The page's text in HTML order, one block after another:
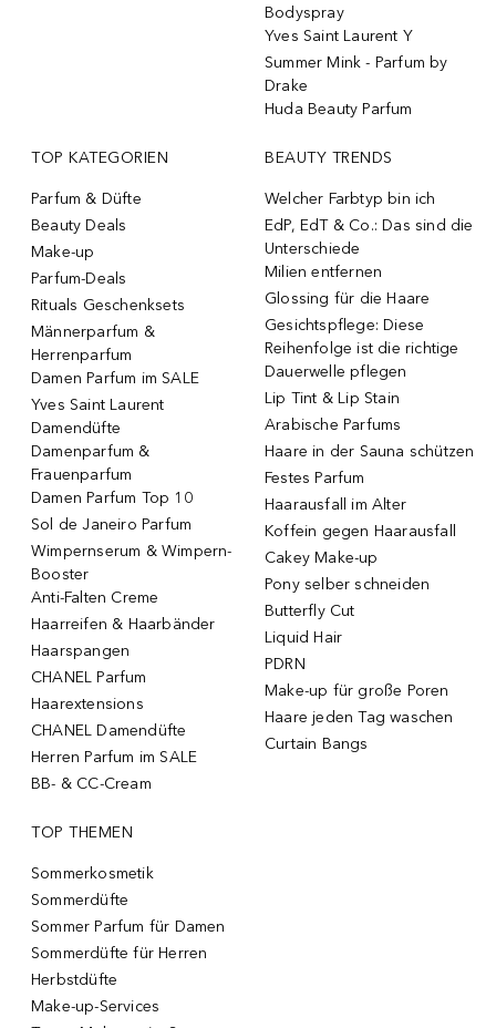
Bodyspray
Yves Saint Laurent Y
Summer Mink - Parfum by
Drake
Huda Beauty Parfum
TOP KATEGORIEN
Parfum & Düfte
Beauty Deals
Make-up
Parfum-Deals
Rituals Geschenksets
Männerparfum &
Herrenparfum
Damen Parfum im SALE
Yves Saint Laurent
Damendüfte
Damenparfum &
Frauenparfum
Damen Parfum Top 10
Sol de Janeiro Parfum
Wimpernserum & Wimpern-
Booster
Anti-Falten Creme
Haarreifen & Haarbänder
Haarspangen
CHANEL Parfum
Haarextensions
CHANEL Damendüfte
Herren Parfum im SALE
BB- & CC-Cream
BEAUTY TRENDS
Welcher Farbtyp bin ich
EdP, EdT & Co.: Das sind die
Unterschiede
Milien entfernen
Glossing für die Haare
Gesichtspflege: Diese
Reihenfolge ist die richtige
Dauerwelle pflegen
Lip Tint & Lip Stain
Arabische Parfums
Haare in der Sauna schützen
Festes Parfum
Haarausfall im Alter
Koffein gegen Haarausfall
Cakey Make-up
Pony selber schneiden
Butterfly Cut
Liquid Hair
PDRN
Make-up für große Poren
Haare jeden Tag waschen
Curtain Bangs
TOP THEMEN
Sommerkosmetik
Sommerdüfte
Sommer Parfum für Damen
Sommerdüfte für Herren
Herbstdüfte
Make-up-Services